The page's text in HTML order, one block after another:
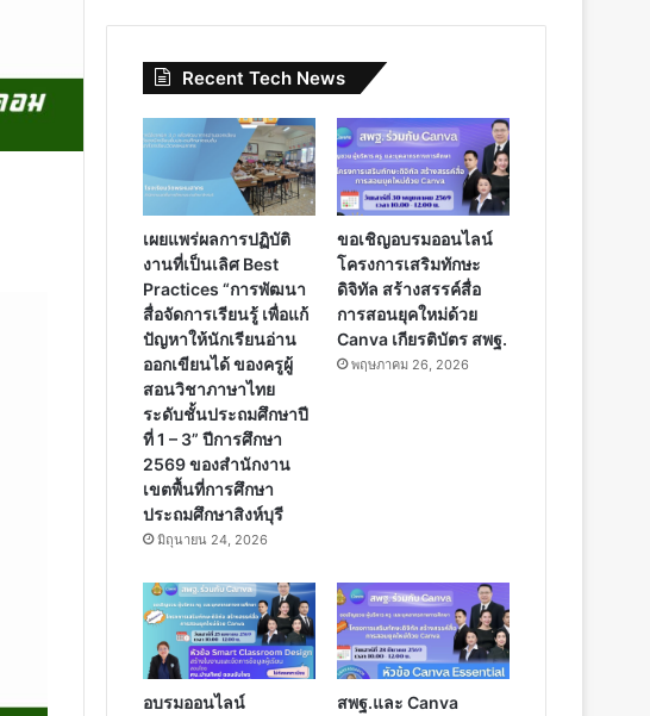
Recent Tech News
เผยแพร่ผลการปฏิบัติ
งานที่เป็นเลิศ Best
Practices “การพัฒนา
สื่อจัดการเรียนรู้ เพื่อแก้
ปัญหาให้นักเรียนอ่าน
ออกเขียนได้ ของครูผู้
สอนวิชาภาษาไทย
ระดับชั้นประถมศึกษาปี
ที่ 1 – 3” ปีการศึกษา
2569 ของสำนักงาน
เขตพื้นที่การศึกษา
ประถมศึกษาสิงห์บุรี
มิถุนายน 24, 2026
ขอเชิญอบรมออนไลน์
โครงการเสริมทักษะ
ดิจิทัล สร้างสรรค์สื่อ
การสอนยุคใหม่ด้วย
Canva เกียรติบัตร สพฐ.
พฤษภาคม 26, 2026
อบรมออนไลน์
สพฐ.และ Canva